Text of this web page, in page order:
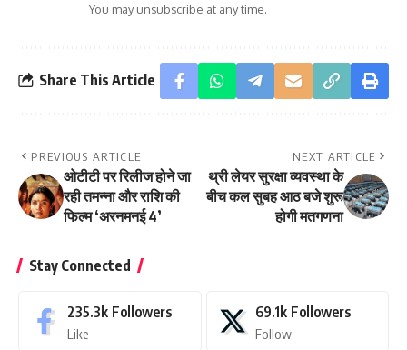
You may unsubscribe at any time.
Share This Article
PREVIOUS ARTICLE
ओटीटी पर रिलीज होने जा
रही तमन्ना और राशि की
फिल्म ‘अरनमनई 4’
NEXT ARTICLE
थ्री लेयर सुरक्षा व्यवस्था के
बीच कल सुबह आठ बजे शुरू
होगी मतगणना
Stay Connected
235.3k Followers
Like
69.1k Followers
Follow